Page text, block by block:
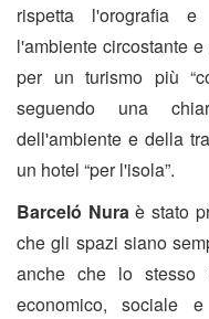
rispetta l'orografia e
l'ambiente circostante
per un turismo più
seguendo una
dell'ambiente e della
un hotel “per l'isola”.
Barceló Nura è stato
che gli spazi siano
anche che lo stesso
economico, sociale